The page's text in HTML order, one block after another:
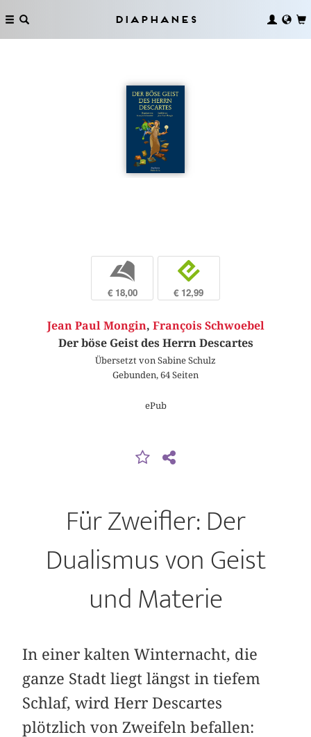
Diaphanes
b
€ 18,00
e
€ 12,99
Jean Paul Mongin, François Schwoebel
Der böse Geist des Herrn Descartes
Übersetzt von Sabine Schulz
Gebunden, 64 Seiten
ePub
Für Zweifler: Der
Dualismus von Geist
und Materie
In einer kalten Winternacht, die
ganze Stadt liegt längst in tiefem
Schlaf, wird Herr Descartes
plötzlich von Zweifeln befallen: